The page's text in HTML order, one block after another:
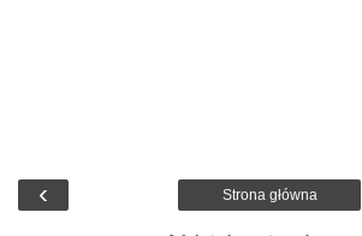
‹ Strona główna